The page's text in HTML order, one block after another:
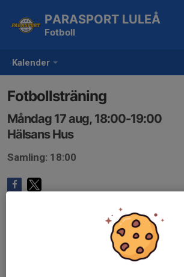
Kalender
PARASPORT LULEÅ
Fotboll
Fotbollsträning
Måndag 17 aug, 18:00-19:00
Hälsans Hus
Samling: 18:00
Anmälan är öppen för gruppens medlemmar.